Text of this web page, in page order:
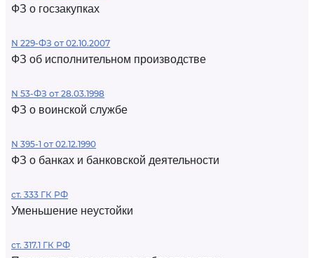
ФЗ о госзакупках
N 229-ФЗ от 02.10.2007
ФЗ об исполнительном производстве
N 53-ФЗ от 28.03.1998
ФЗ о воинской службе
N 395-1 от 02.12.1990
ФЗ о банках и банковской деятельности
ст. 333 ГК РФ
Уменьшение неустойки
ст. 317.1 ГК РФ